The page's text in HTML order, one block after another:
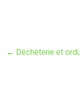
← Déchèterie et